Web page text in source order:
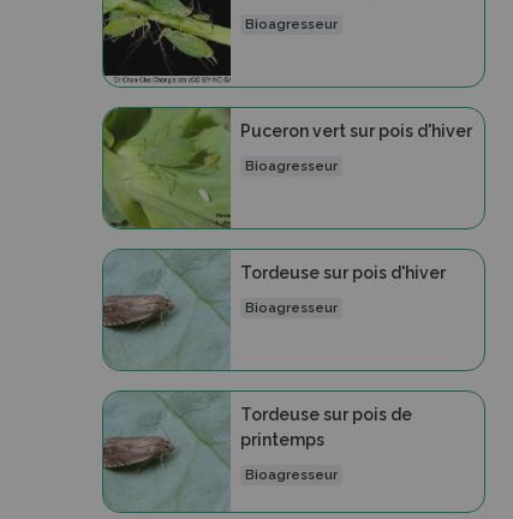
Bioagresseur
Puceron vert sur pois d'hiver
Bioagresseur
Tordeuse sur pois d'hiver
Bioagresseur
Tordeuse sur pois de
printemps
Bioagresseur